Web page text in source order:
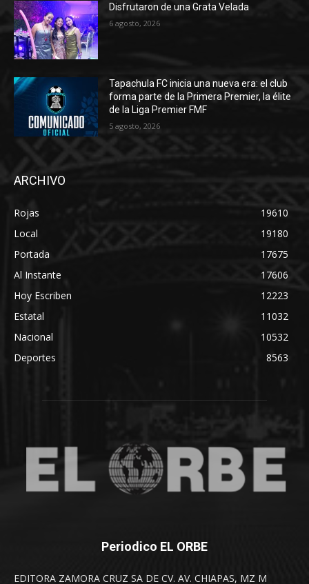
Disfrutaron de una Grata Velada
6 agosto, 2026
Tapachula FC inicia una nueva era: el club
forma parte de la Primera Premier, la élite
de la Liga Premier FMF
5 agosto, 2026
ARCHIVO
Rojas
19610
Local
19180
Portada
17675
Al Instante
17606
Hoy Escriben
12223
Estatal
11032
Nacional
10532
Deportes
8563
Periodico EL ORBE
EDITORA ZAMORA CRUZ SA DE CV. AV. CHIAPAS, MZ M